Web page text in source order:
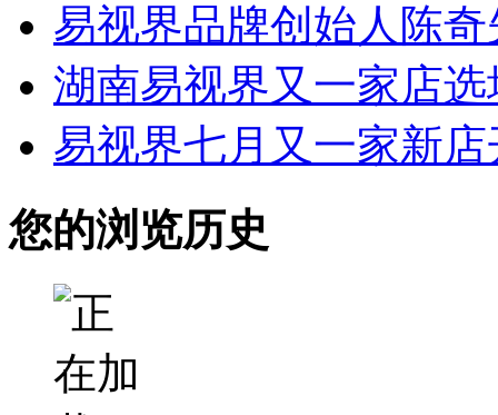
易视界品牌创始人陈
湖南易视界又一家店
易视界七月又一家新
您的浏览历史